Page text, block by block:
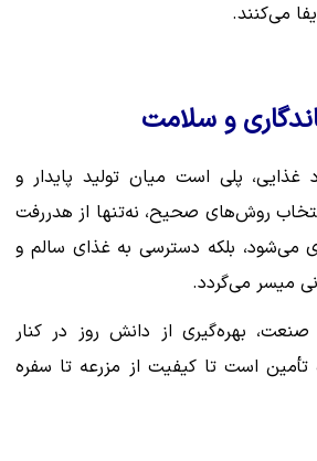
می‌کنند.
و سلامت
غذایی، پلی است میان تولید پایدار و
روش‌های صحیح، نه‌تنها از هدررفت
می‌شود، بلکه دسترسی به غذای سالم و
میسر می‌گردد.
بهره‌گیری از دانش روز در کنار
تأمین است تا کیفیت از مزرعه تا سفره